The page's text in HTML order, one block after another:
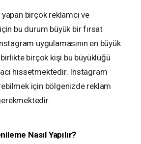
birçok reklamcı ve
bu durum büyük bir fırsat
uygulamasının en büyük
birçok kişi bu büyüklüğü
hissetmektedir. Instagram
için bölgenizde reklam
Nasıl Yapılır?